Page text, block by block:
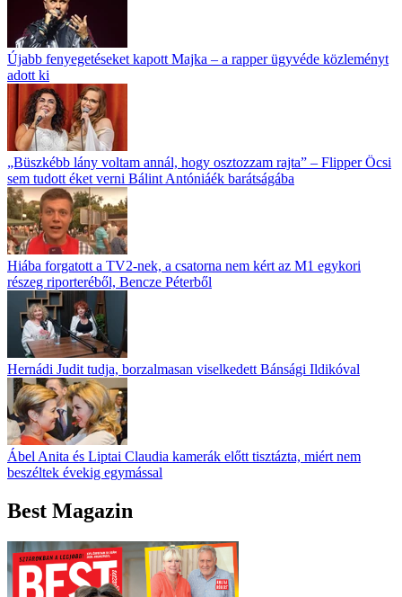
Újabb fenyegetéseket kapott Majka – a rapper ügyvéde közleményt
adott ki
„Büszkébb lány voltam annál, hogy osztozzam rajta” – Flipper Öcsi
sem tudott éket verni Bálint Antóniáék barátságába
Hiába forgatott a TV2-nek, a csatorna nem kért az M1 egykori
részeg riporteréből, Bencze Péterből
Hernádi Judit tudja, borzalmasan viselkedett Bánsági Ildikóval
Ábel Anita és Liptai Claudia kamerák előtt tisztázta, miért nem
beszéltek évekig egymással
Best Magazin